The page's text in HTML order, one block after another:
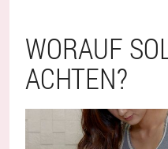
WORAUF
ACHTEN?